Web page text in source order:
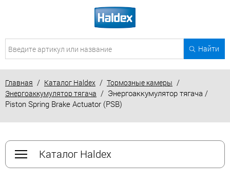
Найти
Главная / Каталог Haldex / Тормозные камеры /
Энергоаккумулятор тягача / Энергоаккумулятор тягача /
Piston Spring Brake Actuator (PSB)
Каталог Haldex